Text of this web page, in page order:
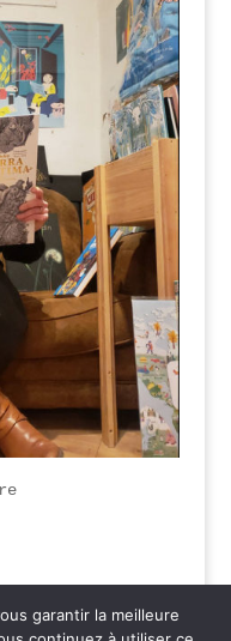
garantir la meilleure